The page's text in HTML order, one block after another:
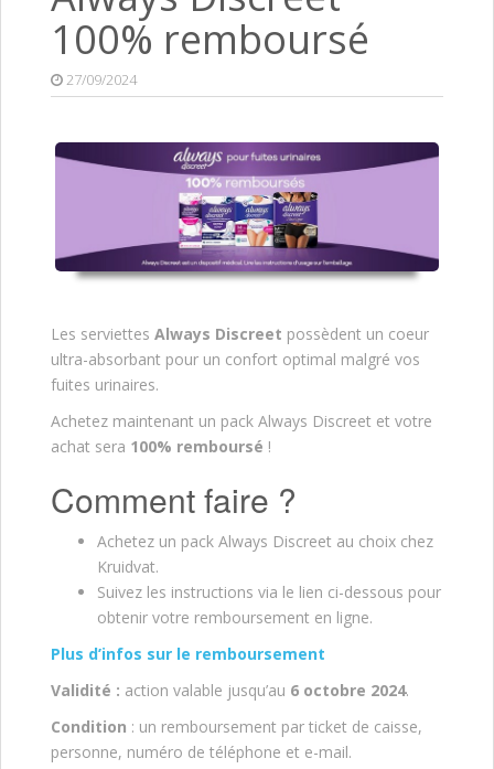
100% remboursé
27/09/2024
Les serviettes Always Discreet possèdent un coeur
ultra-absorbant pour un confort optimal malgré vos
fuites urinaires.
Achetez maintenant un pack Always Discreet et votre
achat sera 100% remboursé !
Comment faire ?
Achetez un pack Always Discreet au choix chez
Kruidvat.
Suivez les instructions via le lien ci-dessous pour
obtenir votre remboursement en ligne.
Plus d’infos sur le remboursement
Validité : action valable jusqu’au 6 octobre 2024.
Condition : un remboursement par ticket de caisse,
personne, numéro de téléphone et e-mail.